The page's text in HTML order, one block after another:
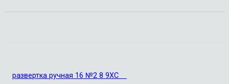
развертка ручная 16 №2 8 9ХС